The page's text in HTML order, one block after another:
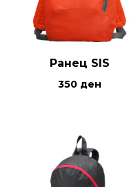
Ранец SIS
350 ден